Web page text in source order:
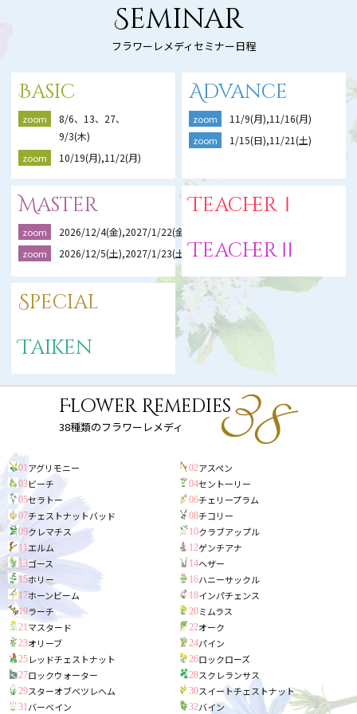
Seminar
フラワーレメディセミナー日程
Basic
zoom
8/6、13、27、
9/3(木)
zoom 10/19(月),11/2(月)
Advance
zoom 11/9(月),11/16(月)
zoom 1/15(日),11/21(土)
Master
zoom 2026/12/4(金),2027/1/22(金),2/19(金)
zoom 2026/12/5(土),2027/1/23(土),2/20(土)
TeacherⅠ
TeacherⅡ
Special
Taiken
Flower Remedies
38種類のフラワーレメディ
01 アグリモニー 02アスペン
03ビーチ 04セントーリー
05セラトー 06チェリープラム
07チェストナットバッド 08チコリー
09クレマチス 10クラブアップル
11エルム 12ゲンチアナ
13ゴース 14ヘザー
15ホリー 16ハニーサックル
17ホーンビーム 18インパチェンス
19ラーチ 20ミムラス
21 マスタード 22オーク
23オリーブ 24パイン
25 レッドチェストナット 26ロックローズ
27ロックウォーター 28スクレランサス
29スターオブベツレヘム 30スイートチェストナット
31 バーベイン 32バイン